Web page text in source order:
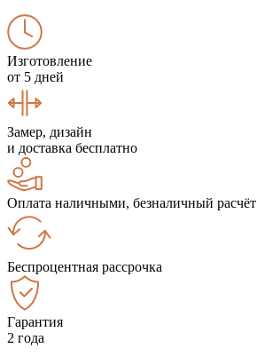
Изготовление
от 5 дней
Замер, дизайн
и доставка бесплатно
Оплата наличными, безналичный расчёт
Беспроцентная рассрочка
Гарантия
2 года